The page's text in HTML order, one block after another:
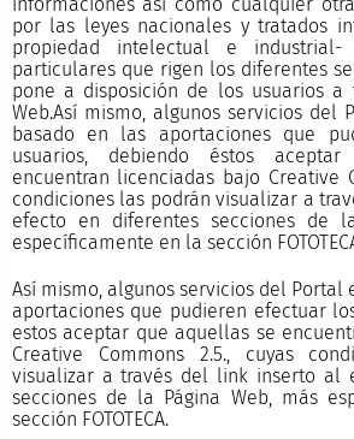
por las leyes nacionales y tratados
propiedad intelectual e
particulares que rigen los diferentes
pone a disposición de los usuarios a
Web.Así mismo, algunos servicios del
basado en las aportaciones que
usuarios, debiendo éstos
encuentran licenciadas bajo Creative
condiciones las podrán visualizar a
efecto en diferentes secciones de
específicamente en la sección
Así mismo, algunos servicios del Portal
aportaciones que pudieren efectuar
estos aceptar que aquellas se
Creative Commons 2.5., cuyas
visualizar a través del link inserto al
secciones de la Página Web, más
sección FOTOTECA.